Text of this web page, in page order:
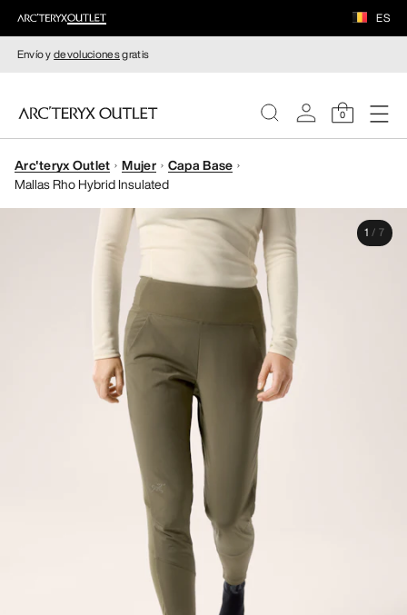
ES
Envío ydevolucionesgratis
0
MUJERE
HOMBRE
Arc'teryx Outlet Mujer
Capa Base
Mallas Rho Hybrid Insulated
1 / 7